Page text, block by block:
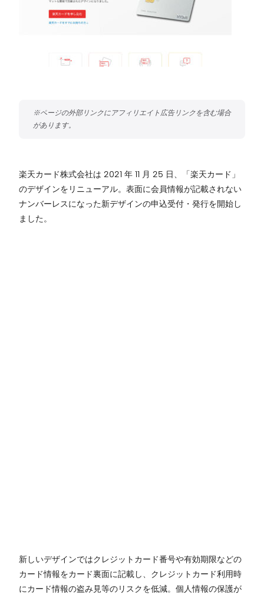
楽天カード株式会社は 2021 年 11 月 25 日、「楽天カード」
のデザインをリニューアル。表面に会員情報が記載されない
ナンバーレスになった新デザインの申込受付・発行を開始し
ました。
新しいデザインではクレジットカード番号や有効期限などの
カード情報をカード裏面に記載し、クレジットカード利用時
にカード情報の盗み見等のリスクを低減。個人情報の保護が